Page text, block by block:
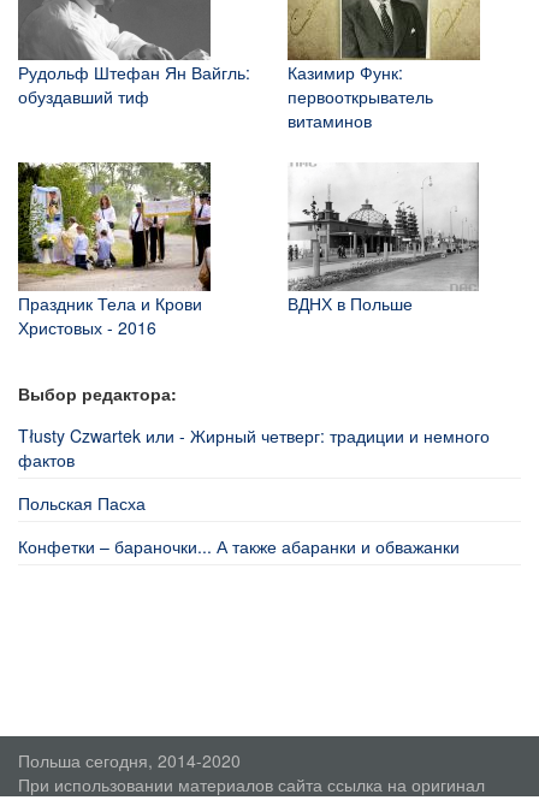
Рудольф Штефан Ян Вайгль:
обуздавший тиф
Казимир Функ:
первооткрыватель
витаминов
Праздник Тела и Крови
Христовых - 2016
ВДНХ в Польше
Выбор редактора:
Tłusty Czwartek или - Жирный четверг: традиции и немного
фактов
Польская Пасха
Конфетки – бараночки... А также абаранки и обважанки
Польша сегодня, 2014-2020
При использовании материалов сайта ссылка на оригинал